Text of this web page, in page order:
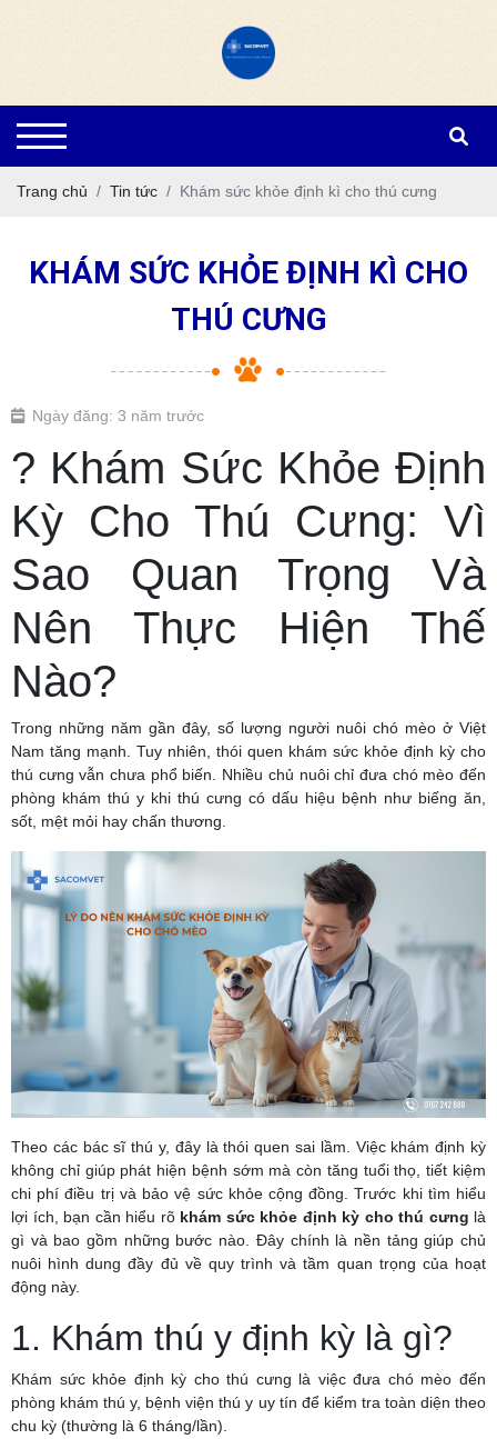
Trang chủ Tin tức Khám sức khỏe định kì cho thú cưng
KHÁM SỨC KHỎE ĐỊNH KÌ CHO
THÚ CƯNG
Ngày đăng: 3 năm trước
? Khám Sức Khỏe Định
Kỳ Cho Thú Cưng: Vì
Sao Quan Trọng Và
Nên Thực Hiện Thế
Nào?
Trong những năm gần đây, số lượng người nuôi chó mèo ở Việt
Nam tăng mạnh. Tuy nhiên, thói quen khám sức khỏe định kỳ cho
thú cưng vẫn chưa phổ biến. Nhiều chủ nuôi chỉ đưa chó mèo đến
phòng khám thú y khi thú cưng có dấu hiệu bệnh như biếng ăn,
sốt, mệt mỏi hay chấn thương.
Theo các bác sĩ thú y, đây là thói quen sai lầm. Việc khám định kỳ
không chỉ giúp phát hiện bệnh sớm mà còn tăng tuổi thọ, tiết kiệm
chi phí điều trị và bảo vệ sức khỏe cộng đồng. Trước khi tìm hiểu
lợi ích, bạn cần hiểu rõ khám sức khỏe định kỳ cho thú cưng là
gì và bao gồm những bước nào. Đây chính là nền tảng giúp chủ
nuôi hình dung đầy đủ về quy trình và tầm quan trọng của hoạt
động này.
1. Khám thú y định kỳ là gì?
Khám sức khỏe định kỳ cho thú cưng là việc đưa chó mèo đến
phòng khám thú y, bệnh viện thú y uy tín để kiểm tra toàn diện theo
chu kỳ (thường là 6 tháng/lần).